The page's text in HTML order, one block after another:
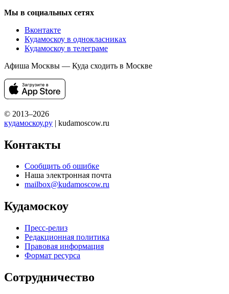
Мы в социальных сетях
Вконтакте
Кудамоскоу в однокласниках
Кудамоскоу в телеграме
Афиша Москвы — Куда сходить в Москве
© 2013–2026
кудамоскоу.ру | kudamoscow.ru
Контакты
Сообщить об ошибке
Наша электронная почта
mailbox@kudamoscow.ru
Кудамоскоу
Пресс-релиз
Редакционная политика
Правовая информация
Формат ресурса
Сотрудничество